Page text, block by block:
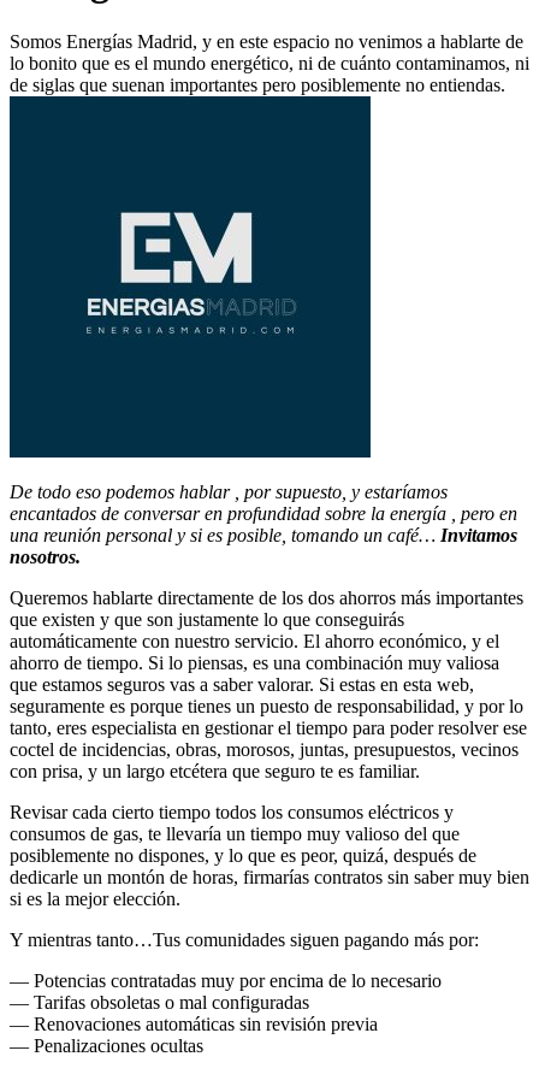
Somos Energías Madrid, y en este espacio no venimos a hablarte de
lo bonito que es el mundo energético, ni de cuánto contaminamos, ni
de siglas que suenan importantes pero posiblemente no entiendas.
De todo eso podemos hablar , por supuesto, y estaríamos
encantados de conversar en profundidad sobre la energía , pero en
una reunión personal y si es posible, tomando un café… Invitamos
nosotros.
Queremos hablarte directamente de los dos ahorros más importantes
que existen y que son justamente lo que conseguirás
automáticamente con nuestro servicio. El ahorro económico, y el
ahorro de tiempo. Si lo piensas, es una combinación muy valiosa
que estamos seguros vas a saber valorar. Si estas en esta web,
seguramente es porque tienes un puesto de responsabilidad, y por lo
tanto, eres especialista en gestionar el tiempo para poder resolver ese
coctel de incidencias, obras, morosos, juntas, presupuestos, vecinos
con prisa, y un largo etcétera que seguro te es familiar.
Revisar cada cierto tiempo todos los consumos eléctricos y
consumos de gas, te llevaría un tiempo muy valioso del que
posiblemente no dispones, y lo que es peor, quizá, después de
dedicarle un montón de horas, firmarías contratos sin saber muy bien
si es la mejor elección.
Y mientras tanto…Tus comunidades siguen pagando más por:
— Potencias contratadas muy por encima de lo necesario
— Tarifas obsoletas o mal configuradas
— Renovaciones automáticas sin revisión previa
— Penalizaciones ocultas